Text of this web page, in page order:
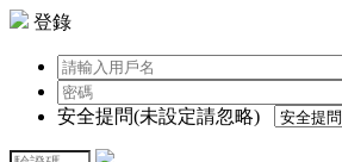
登錄
安全提問(未設定請忽略)